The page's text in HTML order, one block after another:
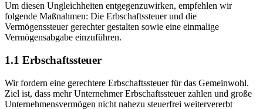
Um diesen Ungleichheiten entgegenzuwirken, empfehlen wir
folgende Maßnahmen: Die Erbschaftssteuer und die
Vermögenssteuer gerechter gestalten sowie eine einmalige
Vermögensabgabe einzuführen.
1.1 Erbschaftssteuer
Wir fordern eine gerechtere Erbschaftssteuer für das Gemeinwohl.
Ziel ist, dass mehr Unternehmer Erbschaftssteuer zahlen und große
Unternehmensvermögen nicht nahezu steuerfrei weitervererbt